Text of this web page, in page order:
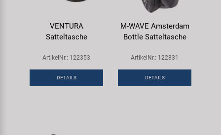
VENTURA
Satteltasche
ArtikelNr.: 122353
DETAILS
M-WAVE Amsterdam
Bottle Satteltasche
ArtikelNr.: 122831
DETAILS